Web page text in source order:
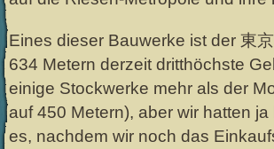
Eines dieser Bauwerke ist der 東
634 Metern derzeit dritthöchste
einige Stockwerke mehr als der
auf 450 Metern), aber wir hatten
es, nachdem wir noch das